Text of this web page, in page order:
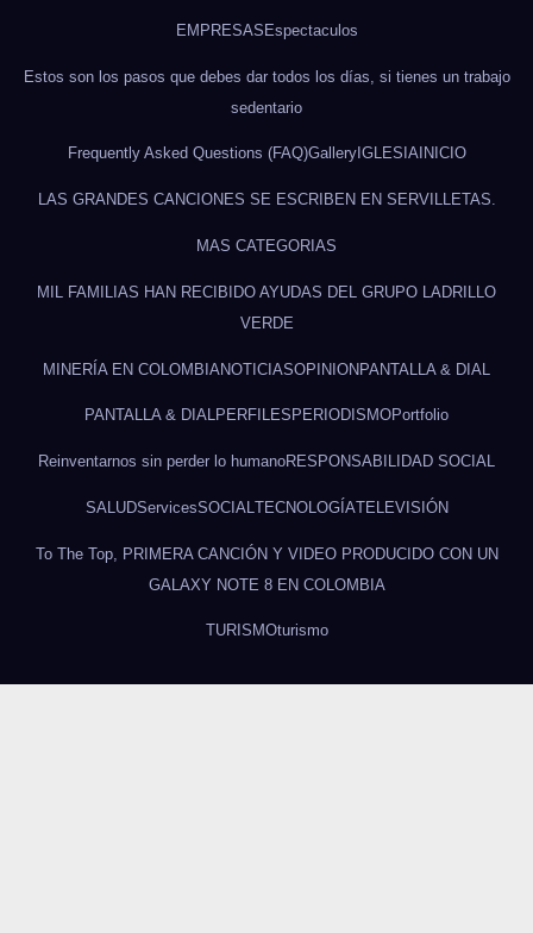
EMPRESAS Espectaculos
Estos son los pasos que debes dar todos los días, si tienes un trabajo
sedentario
Frequently Asked Questions (FAQ)GalleryIGLESIAINICIO
LAS GRANDES CANCIONES SE ESCRIBEN EN SERVILLETAS.
MAS CATEGORIAS
MIL FAMILIAS HAN RECIBIDO AYUDAS DEL GRUPO LADRILLO
VERDE
MINERÍA EN COLOMBIANOTICIASOPINIONPANTALLA & DIAL
PANTALLA & DIALPERFILES PERIODISMOPortfolio
Reinventarnos sin perder lo humanoRESPONSABILIDAD SOCIAL
SALUDServicesSOCIAL TECNOLOGÍATELEVISIÓN
To The Top, PRIMERA CANCIÓN Y VIDEO PRODUCIDO CON UN
GALAXY NOTE 8 EN COLOMBIA
TURISMOturismo